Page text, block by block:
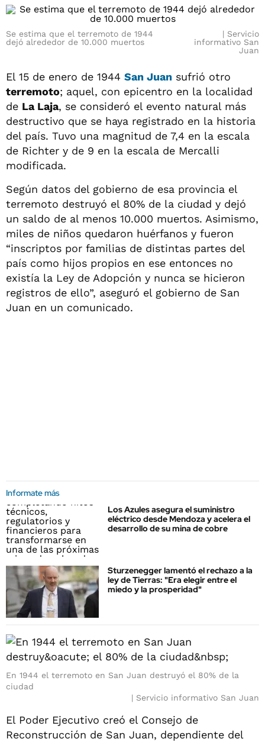
Se estima que el terremoto de 1944
dejó alrededor de 10.000 muertos
Servicio
informativo San
Juan
El 15 de enero de 1944 San Juan sufrió otro
terremoto; aquel, con epicentro en la localidad
de La Laja, se consideró el evento natural más
destructivo que se haya registrado en la historia
del país. Tuvo una magnitud de 7,4 en la escala
de Richter y de 9 en la escala de Mercalli
modificada.
Según datos del gobierno de esa provincia el
terremoto destruyó el 80% de la ciudad y dejó
un saldo de al menos 10.000 muertos. Asimismo,
miles de niños quedaron huérfanos y fueron
“inscriptos por familias de distintas partes del
país como hijos propios en ese entonces no
existía la Ley de Adopción y nunca se hicieron
registros de ello”, aseguró el gobierno de San
Juan en un comunicado.
Informate más
Los Azules asegura el suministro
eléctrico desde Mendoza y acelera el
desarrollo de su mina de cobre
Sturzenegger lamentó el rechazo a la
ley de Tierras: "Era elegir entre el
miedo y la prosperidad"
En 1944 el terremoto en San Juan destruyó el 80% de la
ciudad
Servicio informativo San Juan
El Poder Ejecutivo creó el Consejo de
Reconstrucción de San Juan, dependiente del